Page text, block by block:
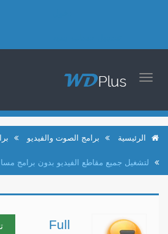
TOGGLE
الرئيسية برامج الصوت والفيديو
لتشغيل جميع مقاطع الفيديو بدون برامج
Full